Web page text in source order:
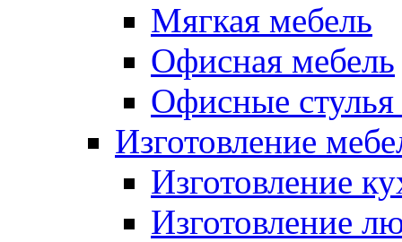
Мягкая мебель
Офисная мебель
Офисные стулья
Изготовление
Изготовление
Изготовление